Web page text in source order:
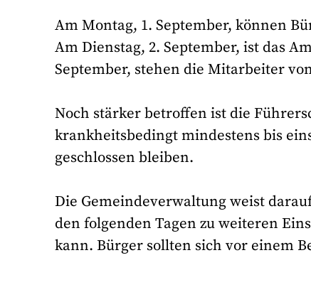
Am Montag, 1. September, können
Am Dienstag, 2. September, ist das
September, stehen die Mitarbeiter
Noch stärker betroffen ist die
krankheitsbedingt mindestens bis
geschlossen bleiben.
Die Gemeindeverwaltung weist
den folgenden Tagen zu weiteren
kann. Bürger sollten sich vor einem